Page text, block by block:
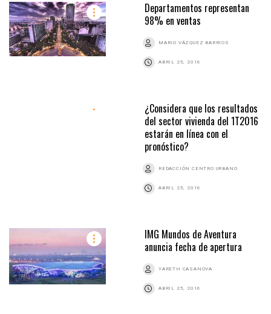
Departamentos representan
98% en ventas
MARIO VÁZQUEZ BARRIOS
ABRIL 25, 2016
¿Considera que los resultados
del sector vivienda del 1T2016
estarán en línea con el
pronóstico?
REDACCIÓN CENTRO URBANO
ABRIL 25, 2016
IMG Mundos de Aventura
anuncia fecha de apertura
YARETH CASANOVA
ABRIL 25, 2016